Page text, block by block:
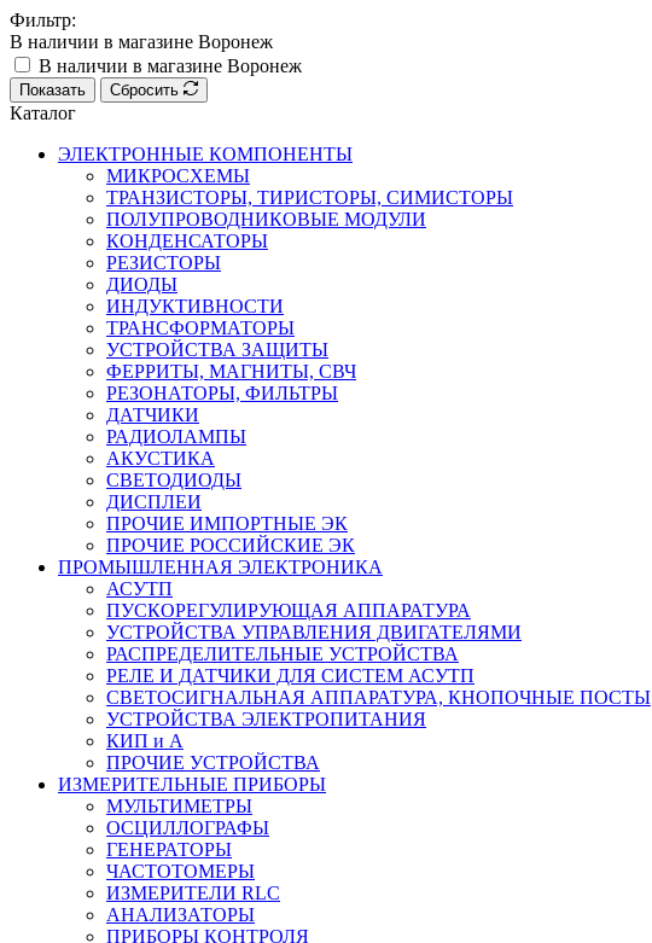
Фильтр:
В наличии в магазине Воронеж
В наличии в магазине Воронеж
Показать Сбросить
Каталог
ЭЛЕКТРОННЫЕ КОМПОНЕНТЫ
МИКРОСХЕМЫ
ТРАНЗИСТОРЫ, ТИРИСТОРЫ, СИМИСТОРЫ
ПОЛУПРОВОДНИКОВЫЕ МОДУЛИ
КОНДЕНСАТОРЫ
РЕЗИСТОРЫ
ДИОДЫ
ИНДУКТИВНОСТИ
ТРАНСФОРМАТОРЫ
УСТРОЙСТВА ЗАЩИТЫ
ФЕРРИТЫ, МАГНИТЫ, СВЧ
РЕЗОНАТОРЫ, ФИЛЬТРЫ
ДАТЧИКИ
РАДИОЛАМПЫ
АКУСТИКА
СВЕТОДИОДЫ
ДИСПЛЕИ
ПРОЧИЕ ИМПОРТНЫЕ ЭК
ПРОЧИЕ РОССИЙСКИЕ ЭК
ПРОМЫШЛЕННАЯ ЭЛЕКТРОНИКА
АСУТП
ПУСКОРЕГУЛИРУЮЩАЯ АППАРАТУРА
УСТРОЙСТВА УПРАВЛЕНИЯ ДВИГАТЕЛЯМИ
РАСПРЕДЕЛИТЕЛЬНЫЕ УСТРОЙСТВА
РЕЛЕ И ДАТЧИКИ ДЛЯ СИСТЕМ АСУТП
СВЕТОСИГНАЛЬНАЯ АППАРАТУРА, КНОПОЧНЫЕ ПОСТЫ
УСТРОЙСТВА ЭЛЕКТРОПИТАНИЯ
КИП и А
ПРОЧИЕ УСТРОЙСТВА
ИЗМЕРИТЕЛЬНЫЕ ПРИБОРЫ
МУЛЬТИМЕТРЫ
ОСЦИЛЛОГРАФЫ
ГЕНЕРАТОРЫ
ЧАСТОТОМЕРЫ
ИЗМЕРИТЕЛИ RLC
АНАЛИЗАТОРЫ
ПРИБОРЫ КОНТРОЛЯ